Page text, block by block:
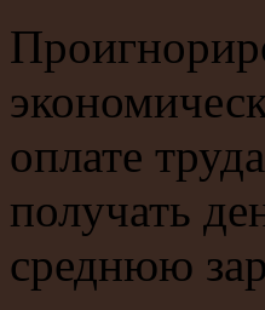
оплате
получать
среднюю